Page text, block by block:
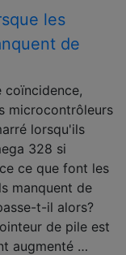
les
de
coïncidence,
microcontrôleurs
lorsqu'ils
328 si
ce que font les
manquent de
t-il alors?
de pile est
augmenté …